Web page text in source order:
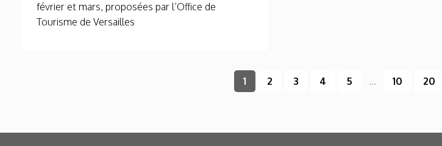
février et mars, proposées par l’Office de
Tourisme de Versailles
1 2 3 4 5 ... 10 20